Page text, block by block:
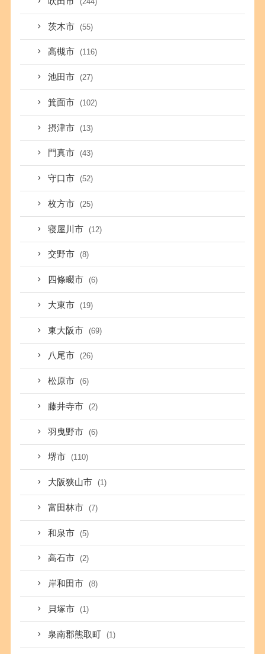
茨木市 (55)
高槻市 (116)
池田市 (27)
箕面市 (102)
摂津市 (13)
門真市 (43)
守口市 (52)
枚方市 (25)
寝屋川市 (12)
交野市 (8)
四條畷市 (6)
大東市 (19)
東大阪市 (69)
八尾市 (26)
松原市 (6)
藤井寺市 (2)
羽曳野市 (6)
堺市 (110)
大阪狭山市 (1)
富田林市 (7)
和泉市 (5)
高石市 (2)
岸和田市 (8)
貝塚市 (1)
泉南郡熊取町 (1)